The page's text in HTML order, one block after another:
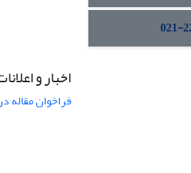
اخبار و
فراخوان مقاله